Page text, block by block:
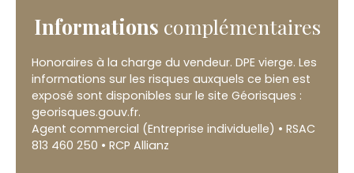
Informations complémentaires
Honoraires à la charge du vendeur. DPE vierge. Les
informations sur les risques auxquels ce bien est
exposé sont disponibles sur le site Géorisques :
georisques.gouv.fr.
Agent commercial (Entreprise individuelle) • RSAC
813 460 250 • RCP Allianz